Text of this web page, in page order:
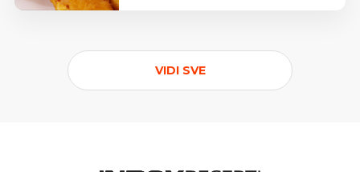
VIDI SVE